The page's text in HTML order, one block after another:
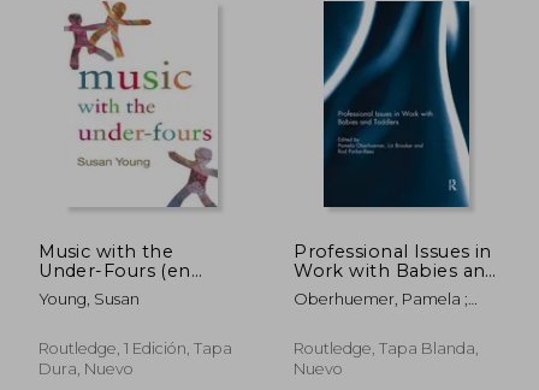
Music with the
Under-Fours (en
Inglés)
Young, Susan
Routledge, 1 Edición, Tapa
Dura, Nuevo
Professional Issues in
Work with Babies and
Toddlers (en Inglés)
Oberhuemer, Pamela ;
Rod
Routledge, Tapa Blanda,
Nuevo